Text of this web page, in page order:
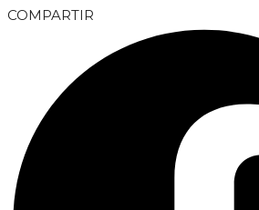
COMPARTIR